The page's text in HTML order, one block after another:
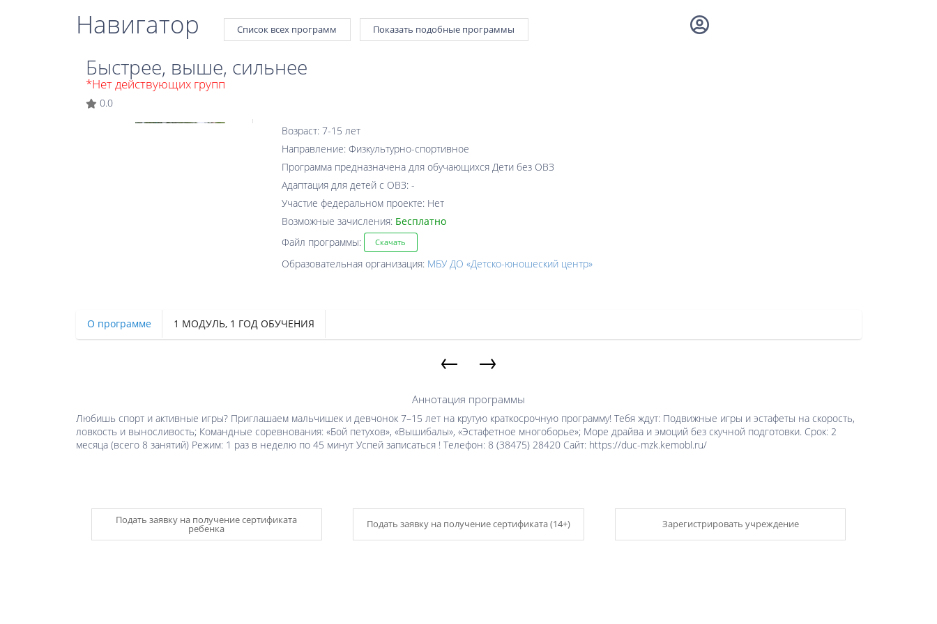
Навигатор Список всех программ Показать подобные программы
Быстрее, выше, сильнее
*Нет действующих групп
0.0
Возраст: 7-15 лет
Направление: Физкультурно-спортивное
Программа предназначена для обучающихся Дети без ОВЗ
Адаптация для детей с ОВЗ: -
Участие федеральном проекте: Нет
Возможные зачисления: Бесплатно
Файл программы:
Скачать
Образовательная организация: МБУ ДО «Детско-юношеский центр»
О программе 1 МОДУЛЬ, 1 ГОД ОБУЧЕНИЯ
← →
Аннотация программы
Любишь спорт и активные игры? Приглашаем мальчишек и девчонок 7–15 лет на крутую краткосрочную программу! Тебя ждут: Подвижные игры и эстафеты на скорость,
ловкость и выносливость; Командные соревнования: «Бой петухов», «Вышибалы», «Эстафетное многоборье»; Море драйва и эмоций без скучной подготовки. Срок: 2
месяца (всего 8 занятий) Режим: 1 раз в неделю по 45 минут Успей записаться ! Телефон: 8 (38475) 28420 Сайт: https://duc-mzk.kemobl.ru/
Подать заявку на получение сертификата
ребенка Подать заявку на получение сертификата (14+) Зарегистрировать учреждение